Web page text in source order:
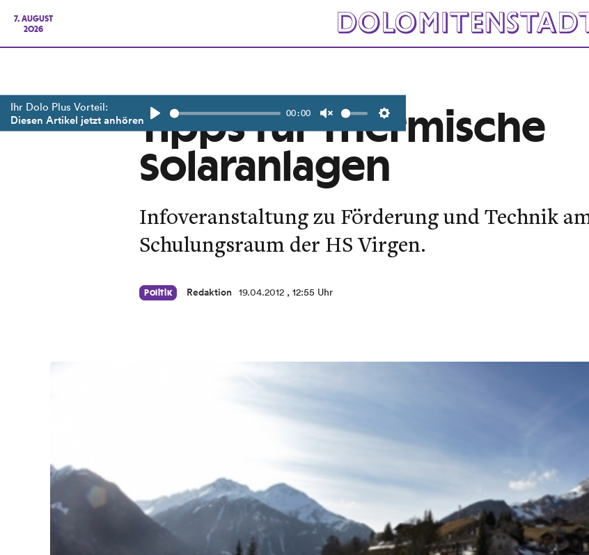
7. AUGUST
2026
Ihr Dolo Plus Vorteil:
Diesen Artikel jetzt anhören
Play
00:00
Unmute Settings
Tipps für Thermische
Solaranlagen
Infoveranstaltung zu Förderung und Technik
Schulungsraum der HS Virgen.
Politik Redaktion 19.04.2012 , 12:55 Uhr